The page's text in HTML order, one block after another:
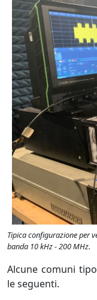
Tipica configurazione per
banda 10 kHz - 200 MHz.
Alcune comuni
le seguenti.